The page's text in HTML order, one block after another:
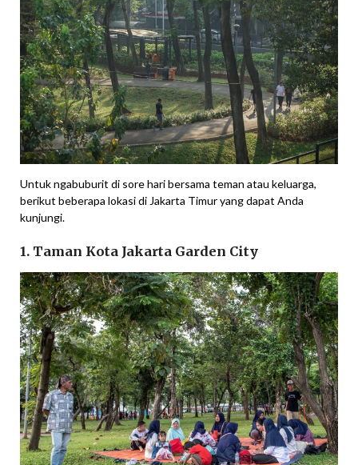
Untuk ngabuburit di sore hari bersama teman atau keluarga,
berikut beberapa lokasi di Jakarta Timur yang dapat Anda
kunjungi.
1. Taman Kota Jakarta Garden City